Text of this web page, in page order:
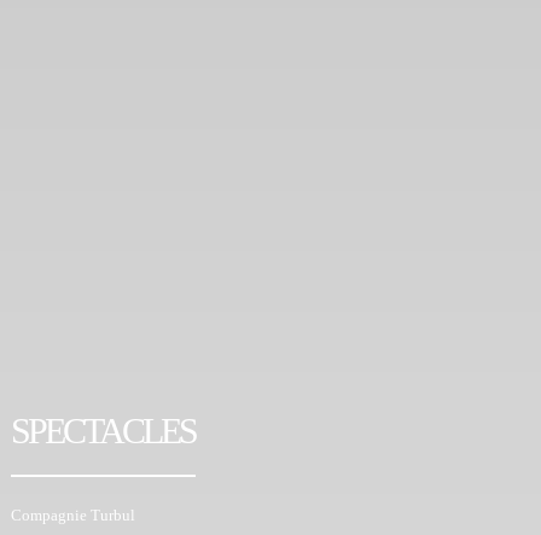
SPECTACLES
Compagnie Turbul